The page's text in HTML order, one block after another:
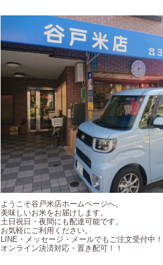
ようこそ谷戸米店ホームページへ。
美味しいお米をお届けします。
土日祝日・夜間にも配達可能です。
お気軽にご利用ください。
LINE・メッセージ・メールでもご注文受付中
オンライン決済対応・置き配可！！